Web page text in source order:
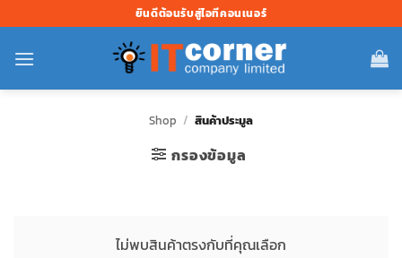
ไป
ยัง
ยินดีต้อนรับสู่ไอทีคอนเนอร์
Shop / สินค้าประมูล
กรองข้อมูล
ไม่พบสินค้าตรงกับที่คุณเลือก